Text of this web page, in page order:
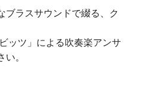
ブラスサウンドで綴る、ク
ッツ」による吹奏楽アンサ
い。